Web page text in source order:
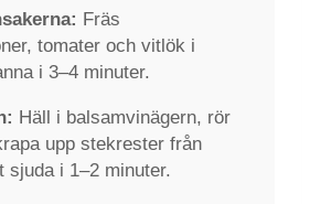
Fräs
tomater och vitlök i
i 3–4 minuter.
Häll i balsamvinägern, rör
upp stekrester från
sjuda i 1–2 minuter.